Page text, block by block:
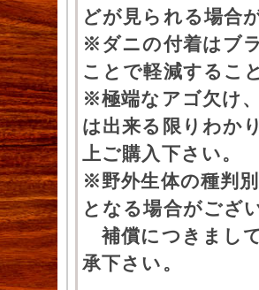
どが見られる場合
※ダニの付着はブ
ことで軽減するこ
※極端なアゴ欠け
は出来る限りわか
上ご購入下さい。
※野外生体の種判
となる場合がござ
補償につきまし
承下さい。